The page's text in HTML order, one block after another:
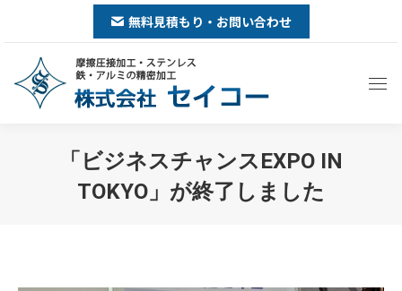
無料見積もり・お問い合わせ
「ビジネスチャンスEXPO IN
TOKYO」が終了しました